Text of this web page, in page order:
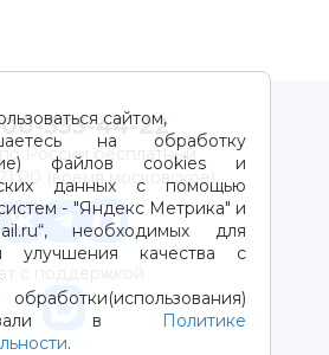
сайтом,
на обработку
файлов cookies и
данных с помощью
- "Яндекс Метрика" и
необходимых для
улучшения качества с
в
Политике
.
333-44-22
по России бесплатный
(время московское)
с поддержкой